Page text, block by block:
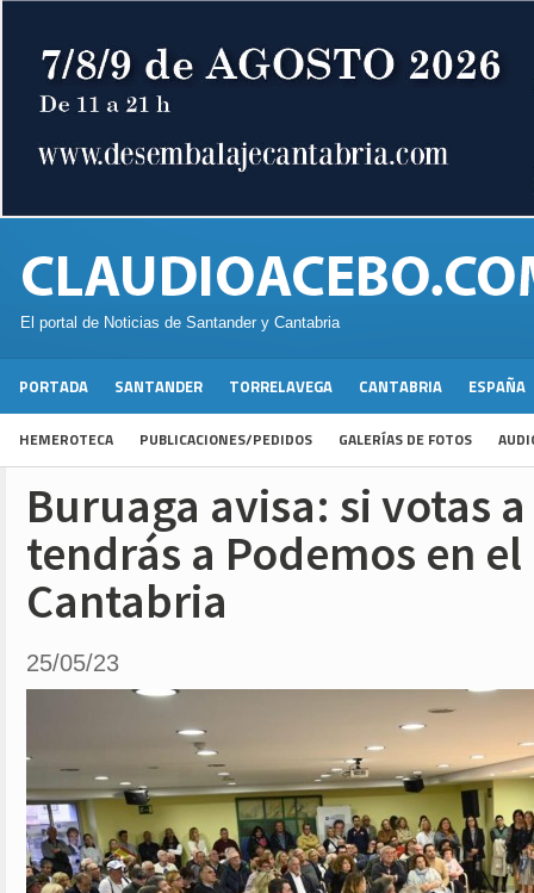
El portal de Noticias de Santander y Cantabria
PORTADA SANTANDER TORRELAVEGA CANTABRIA ESPAÑA
HEMEROTECA PUBLICACIONES/PEDIDOS GALERÍAS DE FOTOS
Buruaga avisa: si votas
tendrás a Podemos en
Cantabria
25/05/23